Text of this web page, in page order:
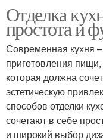
Отделка
простота и
Современная кухня
приготовления
которая должна
эстетическую
способов отделки
сочетают в себе
и широкий выбор